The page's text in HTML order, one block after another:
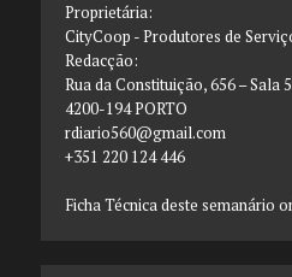
Proprietária:
CityCoop - Produtores de
Redacção:
Rua da Constituição, 656 – Sala
4200-194 PORTO
rdiario560@gmail.com
+351 220 124 446
Ficha Técnica deste semanário